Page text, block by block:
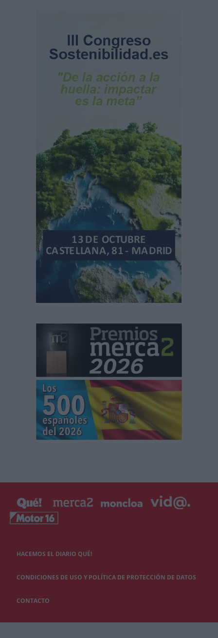
HACEMOS EL DIARIO QUÉ!
CONDICIONES DE USO Y POLÍTICA DE PROTECCIÓN DE DATOS
CONTACTO